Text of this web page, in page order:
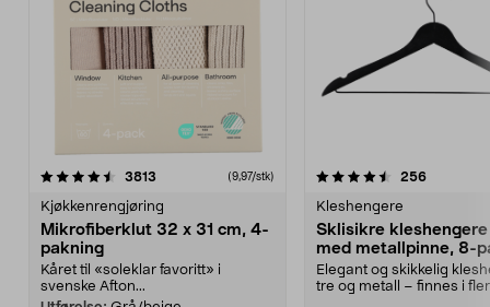
3813 anmeldelser(9,97/stk)
Kjøkkenrengjøring
Mikrofiberklut 32 x 31 cm, 4-
pakning
Kåret til «soleklar favoritt» i
svenske Afton...
4.5av 5 stjerner 256
Kleshengere
Sklisikre
med metallpinne, 8-
Elegant og skikkelig
tre og metall – finnes i
4.5av 5 stjerner